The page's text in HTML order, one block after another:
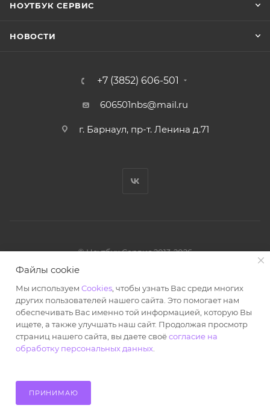
НОУТБУК СЕРВИС
НОВОСТИ
+7 (3852) 606-501
606501nbs@mail.ru
г. Барнаул, пр-т. Ленина д.71
© Ноутбук Сервис 2013-2026
Интернет-магазин запчастей и аксессуаров
Powered by: WebdEvILoper
Файлы cookie
Мы используем Cookies , чтобы узнать Вас среди многих
других пользователей нашего сайта. Это помогает нам
обеспечивать Вас именно той информацией, которую Вы
ищете, а также улучшать наш сайт. Продолжая просмотр
страниц нашего сайта, вы даете своёсогласие на
обработку персональных данных
ПРИНИМАЮ